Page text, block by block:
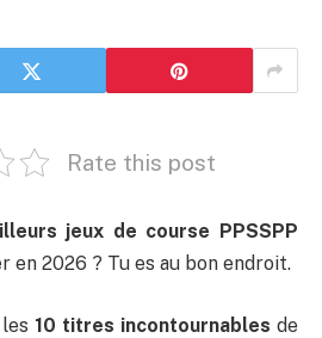
Rate this post
jeux de course PPSSPP
en 2026 ? Tu es au bon endroit.
10 titres incontournables de